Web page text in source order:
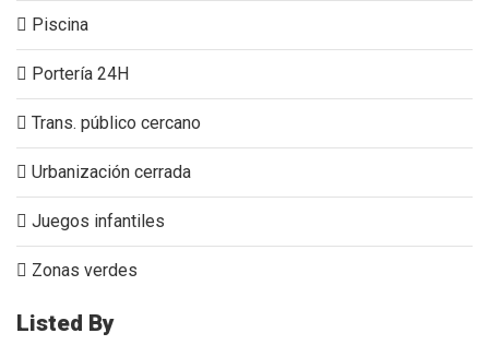
Piscina
Portería 24H
Trans. público cercano
Urbanización cerrada
Juegos infantiles
Zonas verdes
Listed By